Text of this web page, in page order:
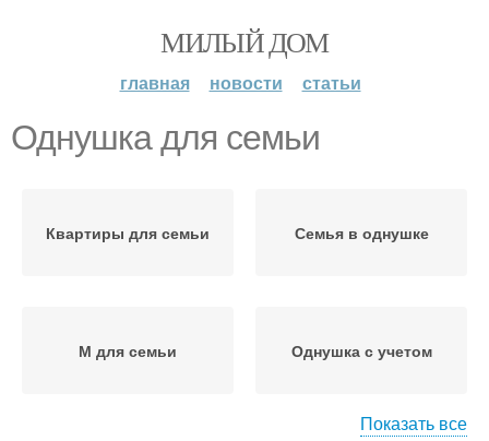
МИЛЫЙ ДОМ
главная новости статьи
Однушка для семьи
Квартиры для семьи Семья в однушке
М для семьи Однушка с учетом
Показать все